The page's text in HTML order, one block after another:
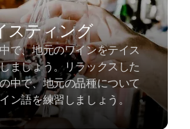
スティング
で、地元のワインをテイス
ましょう。リラックスした
中で、地元の品種について
ン語を練習しましょう。